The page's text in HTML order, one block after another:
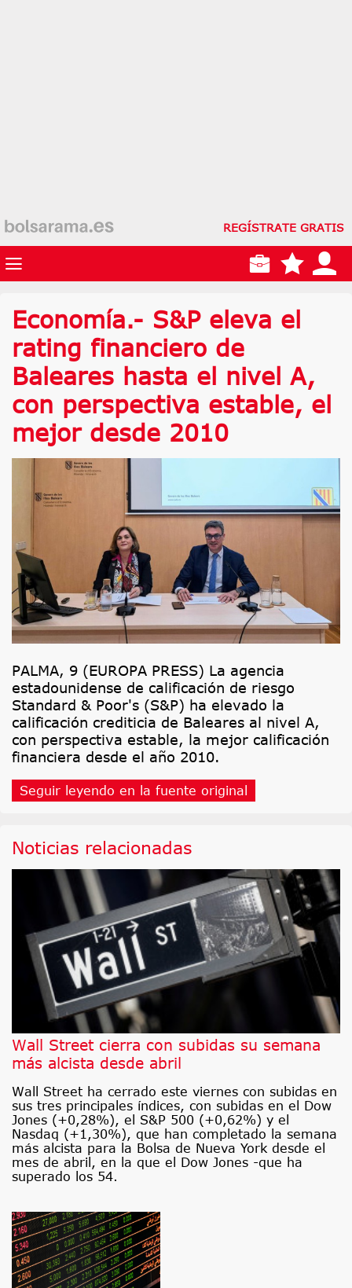
REGÍSTRATE GRATIS
Economía.- S&P eleva el
rating financiero de
Baleares hasta el nivel A,
con perspectiva estable, el
mejor desde 2010
PALMA, 9 (EUROPA PRESS) La agencia
estadounidense de calificación de riesgo
Standard & Poor's (S&P) ha elevado la
calificación crediticia de Baleares al nivel A,
con perspectiva estable, la mejor calificación
financiera desde el año 2010.
Seguir leyendo en la fuente original
Noticias relacionadas
Wall Street cierra con subidas su semana
más alcista desde abril
Wall Street ha cerrado este viernes con subidas en
sus tres principales índices, con subidas en el Dow
Jones (+0,28%), el S&P 500 (+0,62%) y el
Nasdaq (+1,30%), que han completado la semana
más alcista para la Bolsa de Nueva York desde el
mes de abril, en la que el Dow Jones -que ha
superado los 54.